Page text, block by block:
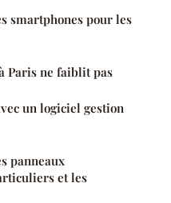
smartphones pour les
Paris ne faiblit pas
un logiciel gestion
panneaux
et les